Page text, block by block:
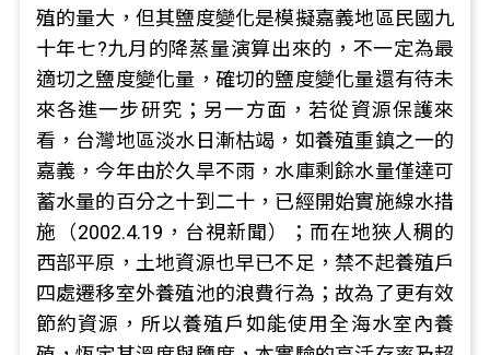
殖的量大，但其鹽度變化是模擬嘉義地區民國九
十年七?九月的降蒸量演算出來的，不一定為最
適切之鹽度變化量，確切的鹽度變化量還有待未
來各進一步研究；另一方面，若從資源保護來
看，台灣地區淡水日漸枯竭，如養殖重鎮之一的
嘉義，今年由於久旱不雨，水庫剩餘水量僅達可
蓄水量的百分之十到二十，已經開始實施線水措
施（2002.4.19，台視新聞）；而在地狹人稠的
西部平原，土地資源也早已不足，禁不起養殖戶
四處遷移室外養殖池的浪費行為；故為了更有效
節約資源，所以養殖戶如能使用全海水室內養